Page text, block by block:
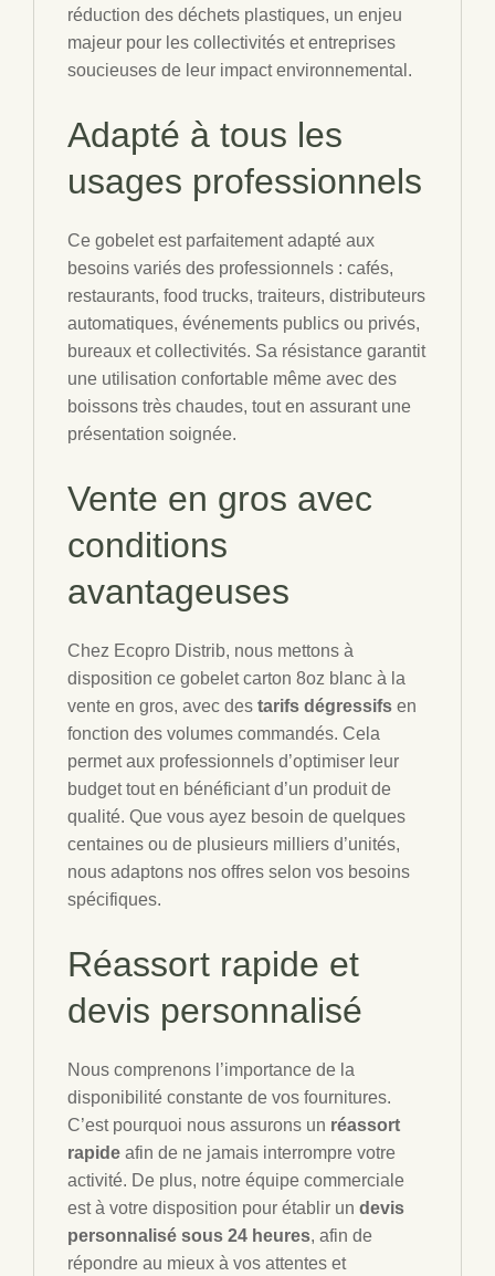
réduction des déchets plastiques, un enjeu
majeur pour les collectivités et entreprises
soucieuses de leur impact environnemental.
Adapté à tous les
usages professionnels
Ce gobelet est parfaitement adapté aux
besoins variés des professionnels : cafés,
restaurants, food trucks, traiteurs, distributeurs
automatiques, événements publics ou privés,
bureaux et collectivités. Sa résistance garantit
une utilisation confortable même avec des
boissons très chaudes, tout en assurant une
présentation soignée.
Vente en gros avec
conditions
avantageuses
Chez Ecopro Distrib, nous mettons à
disposition ce gobelet carton 8oz blanc à la
vente en gros, avec des tarifs dégressifs en
fonction des volumes commandés. Cela
permet aux professionnels d’optimiser leur
budget tout en bénéficiant d’un produit de
qualité. Que vous ayez besoin de quelques
centaines ou de plusieurs milliers d’unités,
nous adaptons nos offres selon vos besoins
spécifiques.
Réassort rapide et
devis personnalisé
Nous comprenons l’importance de la
disponibilité constante de vos fournitures.
C’est pourquoi nous assurons un réassort
rapide afin de ne jamais interrompre votre
activité. De plus, notre équipe commerciale
est à votre disposition pour établir un devis
personnalisé sous 24 heures, afin de
répondre au mieux à vos attentes et